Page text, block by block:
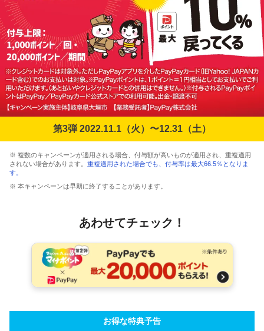
第3弾 2022.11.1（火）〜12.31（土）
※ 複数のキャンペーンが適用される場合、付与額が高いものが適用され、重複適用
されない場合があります。 重複適用された場合でも、付与率は最大66.5％となりま
す。
※ 本キャンペーンは早期に終了することがあります。
あわせてチェック！
お得な特典予告